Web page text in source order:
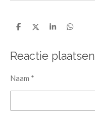
D
e
n
D
l
S
r
e
D
e
n
Reactie plaatsen
Naam *